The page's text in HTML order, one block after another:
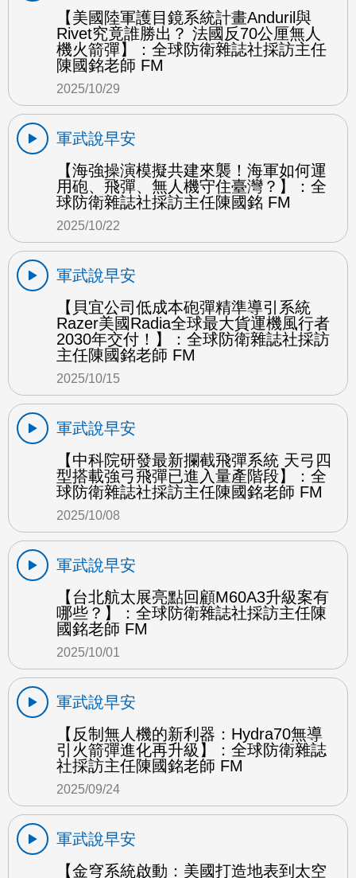
【美國陸軍護目鏡系統計畫Anduril與
Rivet究竟誰勝出？ 法國反70公厘無人
機火箭彈】：全球防衛雜誌社採訪主任
陳國銘老師 FM
2025/10/29
軍武說早安
【海強操演模擬共建來襲！海軍如何運
用砲、飛彈、無人機守住臺灣？】：全
球防衛雜誌社採訪主任陳國銘 FM
2025/10/22
軍武說早安
【貝宜公司低成本砲彈精準導引系統
Razer美國Radia全球最大貨運機風行者
2030年交付！】：全球防衛雜誌社採訪
主任陳國銘老師 FM
2025/10/15
軍武說早安
【中科院研發最新攔截飛彈系統 天弓四
型搭載強弓飛彈已進入量產階段】：全
球防衛雜誌社採訪主任陳國銘老師 FM
2025/10/08
軍武說早安
【台北航太展亮點回顧M60A3升級案有
哪些？】：全球防衛雜誌社採訪主任陳
國銘老師 FM
2025/10/01
軍武說早安
【反制無人機的新利器：Hydra70無導
引火箭彈進化再升級】：全球防衛雜誌
社採訪主任陳國銘老師 FM
2025/09/24
軍武說早安
【金穹系統啟動：美國打造地表到太空